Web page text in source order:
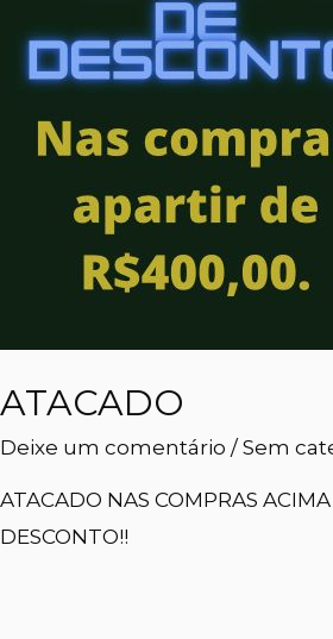
ATACADO
Deixe um comentário /Sem
ATACADO NAS COMPRAS
DESCONTO!!